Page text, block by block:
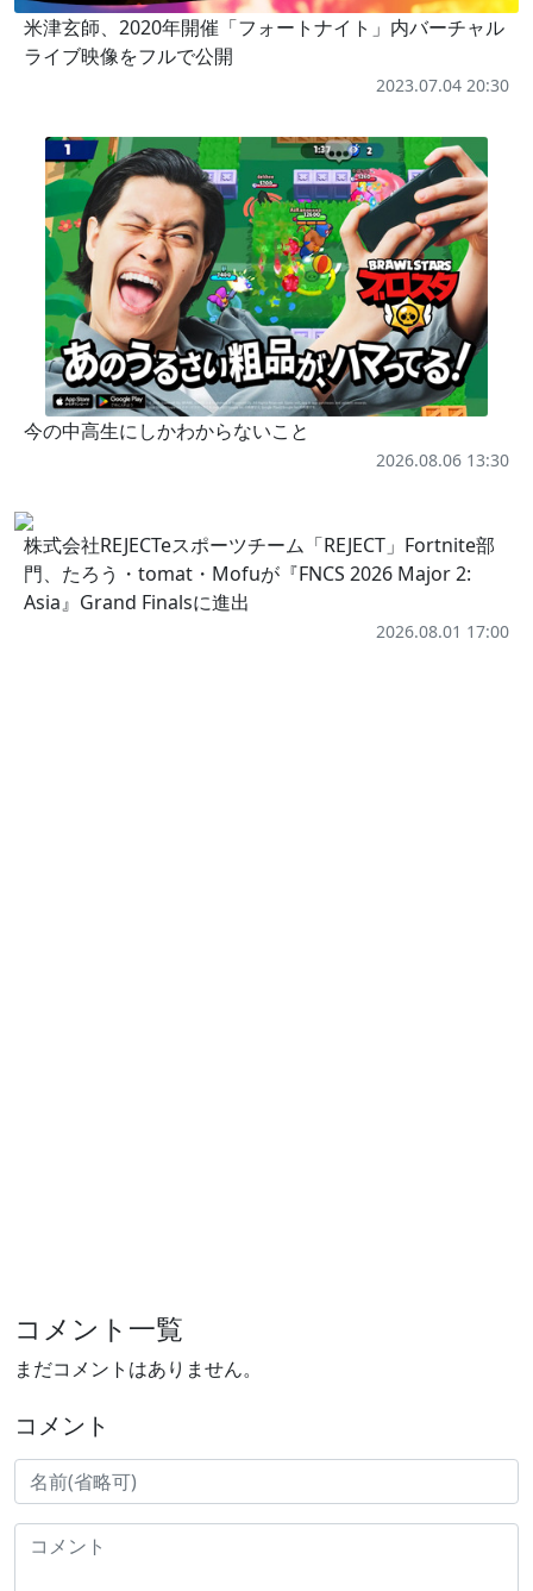
米津玄師、2020年開催「フォートナイト」内バーチャル
ライブ映像をフルで公開
2023.07.04 20:30
今の中高生にしかわからないこと
2026.08.06 13:30
株式会社REJECTeスポーツチーム「REJECT」Fortnite部
門、たろう・tomat・Mofuが『FNCS 2026 Major 2:
Asia』Grand Finalsに進出
2026.08.01 17:00
コメント一覧
まだコメントはありません。
コメント